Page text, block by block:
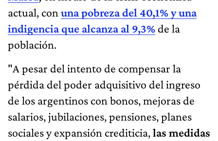
actual, con una pobreza del 40,1% y una
indigencia que alcanza al 9,3% de la
población.
"A pesar del intento de compensar la
pérdida del poder adquisitivo del ingreso
de los argentinos con bonos, mejoras de
salarios, jubilaciones, pensiones, planes
sociales y expansión crediticia,las medidas